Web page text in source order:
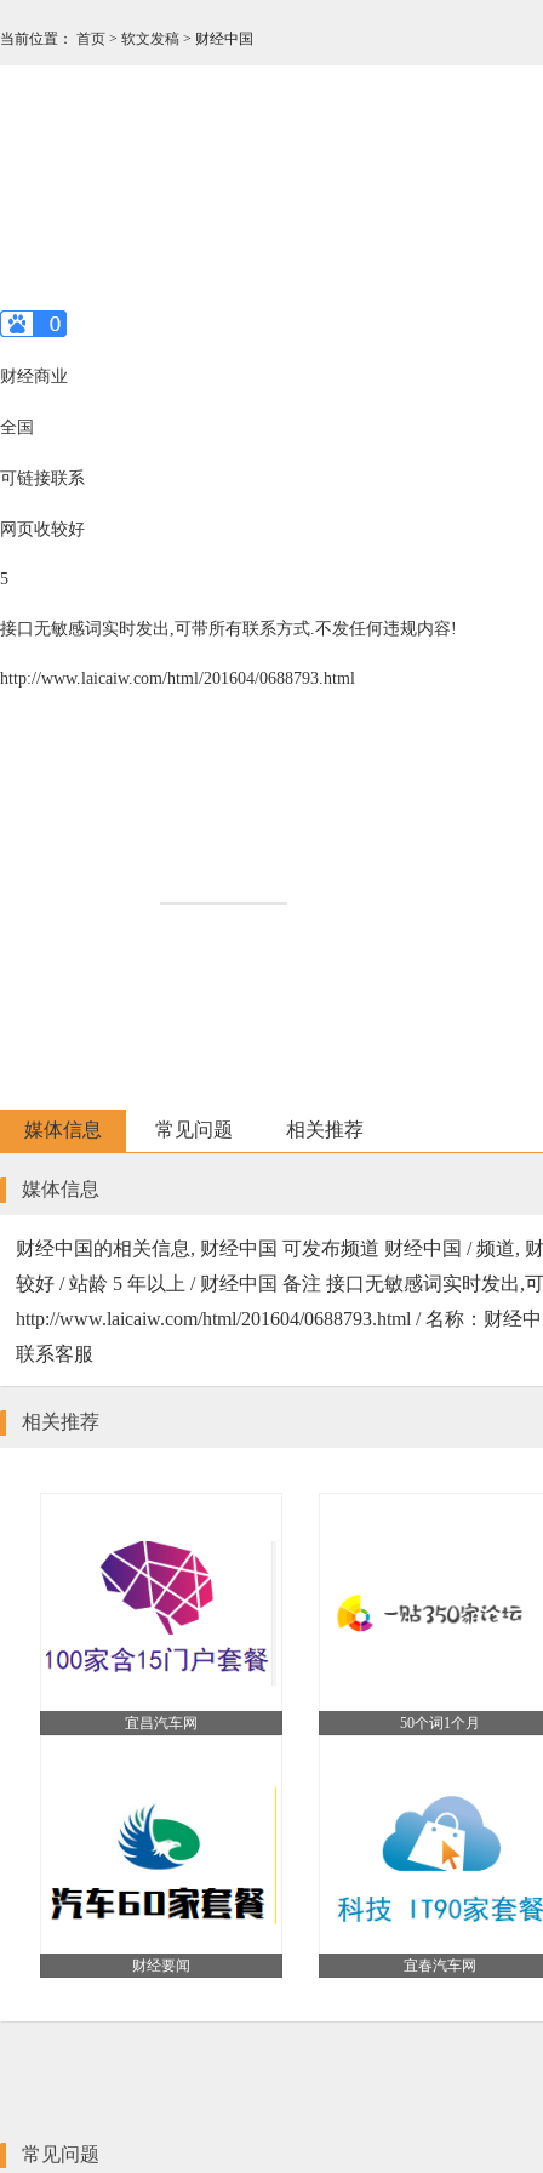
当前位置 ： 首页 > 软文发稿 > 财经中国
财经商业
全国
可链接联系
网页收较好
5
接口无敏感词实时发出,可带所有联系方式.不发任何违规内容!
http://www.laicaiw.com/html/201604/0688793.html
媒体信息 常见问题 相关推荐
媒体信息
财经中国的相关信息, 财经中国 可发布频道 财经中国 / 频道,
较好 / 站龄 5 年以上 / 财经中国 备注 接口无敏感词实时发出
http://www.laicaiw.com/html/201604/0688793.html / 名称：财
联系客服
相关推荐
宜昌汽车网 50个词1个月
财经要闻 宜春汽车网
常见问题